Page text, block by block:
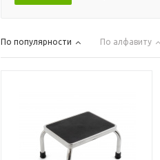
По популярности По алфавиту